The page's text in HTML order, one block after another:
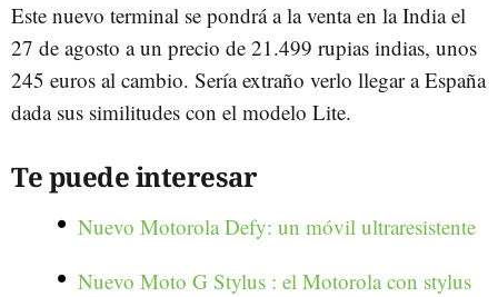
Este nuevo terminal se pondrá a la venta en la India el
27 de agosto a un precio de 21.499 rupias indias, unos
245 euros al cambio. Sería extraño verlo llegar a España
dada sus similitudes con el modelo Lite.
Te puede interesar
Nuevo Motorola Defy: un móvil ultraresistente
Nuevo Moto G Stylus : el Motorola con stylus